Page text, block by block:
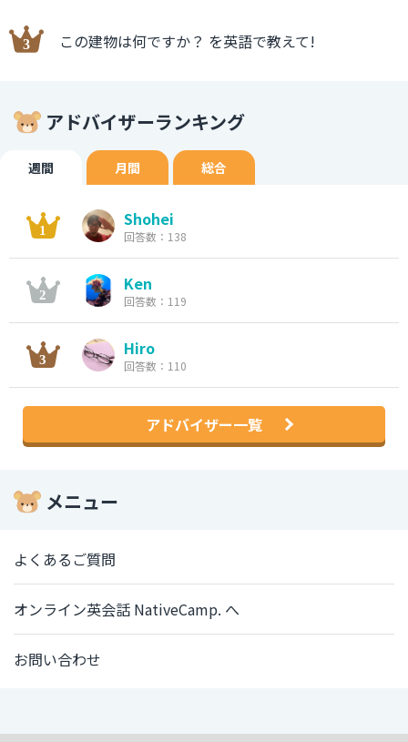
この建物は何ですか？ を英語で教えて!
アドバイザーランキング
週間 月間 総合
Shohei
回答数：138
Ken
回答数：119
Hiro
回答数：110
アドバイザー一覧
メニュー
よくあるご質問
オンライン英会話 NativeCamp. へ
お問い合わせ